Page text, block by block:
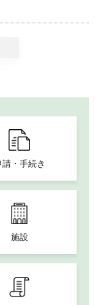
請・手続き
施設